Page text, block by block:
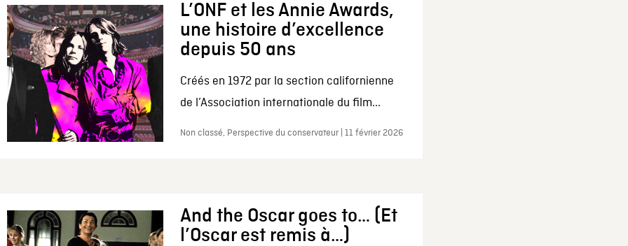
L’ONF et les Annie Awards,
une histoire d’excellence
depuis 50 ans
Créés en 1972 par la section californienne
de l’Association internationale du film...
Non classé, Perspective du conservateur | 11 février 2026
And the Oscar goes to… (Et
l’Oscar est remis à…)